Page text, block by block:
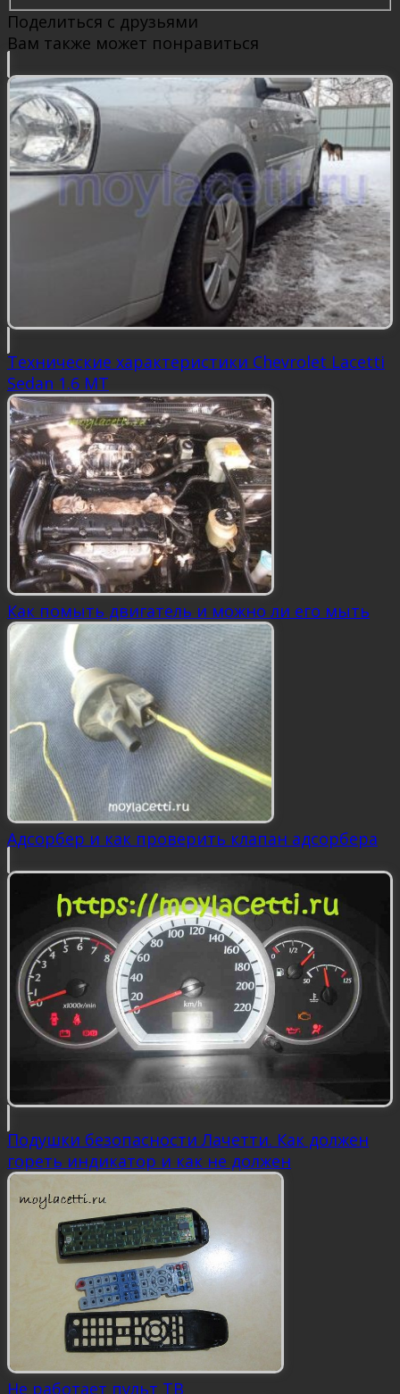
Поделиться с друзьями
Вам также может понравиться
Технические характеристики Chevrolet Lacetti
Sedan 1.6 MT
Как помыть двигатель и можно ли его мыть
Адсорбер и как проверить клапан адсорбера
Подушки безопасности Лачетти. Как должен
гореть индикатор и как не должен
Не работает пульт ТВ